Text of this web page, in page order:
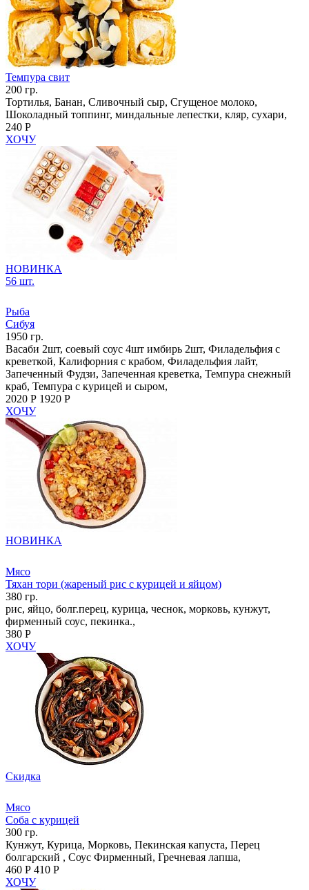
Темпура свит
200 гр.
Тортилья, Банан, Сливочный сыр, Сгущеное молоко,
Шоколадный топпинг, миндальные лепестки, кляр, сухари,
240 Р
ХОЧУ
НОВИНКА
56 шт.
Рыба
Сибуя
1950 гр.
Васаби 2шт, соевый соус 4шт имбирь 2шт, Филадельфия с
креветкой, Калифорния с крабом, Филадельфия лайт,
Запеченный Фудзи, Запеченная креветка, Темпура снежный
краб, Темпура с курицей и сыром,
2020 Р 1920 Р
ХОЧУ
НОВИНКА
Мясо
Тяхан тори (жареный рис с курицей и яйцом)
380 гр.
рис, яйцо, болг.перец, курица, чеснок, морковь, кунжут,
фирменный соус, пекинка.,
380 Р
ХОЧУ
Скидка
Мясо
Соба с курицей
300 гр.
Кунжут, Курица, Морковь, Пекинская капуста, Перец
болгарский , Соус Фирменный, Гречневая лапша,
460 Р 410 Р
ХОЧУ